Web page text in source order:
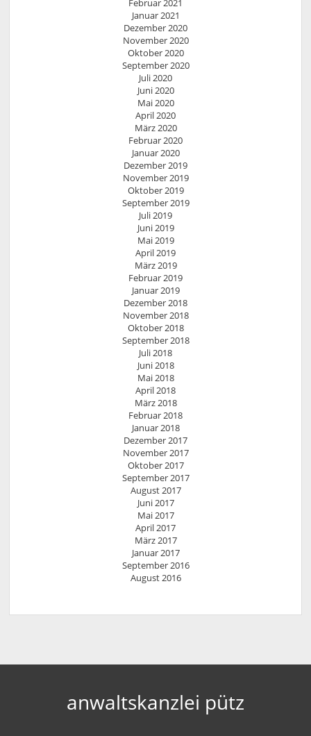
Februar 2021
Januar 2021
Dezember 2020
November 2020
Oktober 2020
September 2020
Juli 2020
Juni 2020
Mai 2020
April 2020
März 2020
Februar 2020
Januar 2020
Dezember 2019
November 2019
Oktober 2019
September 2019
Juli 2019
Juni 2019
Mai 2019
April 2019
März 2019
Februar 2019
Januar 2019
Dezember 2018
November 2018
Oktober 2018
September 2018
Juli 2018
Juni 2018
Mai 2018
April 2018
März 2018
Februar 2018
Januar 2018
Dezember 2017
November 2017
Oktober 2017
September 2017
August 2017
Juni 2017
Mai 2017
April 2017
März 2017
Januar 2017
September 2016
August 2016
anwaltskanzlei pütz